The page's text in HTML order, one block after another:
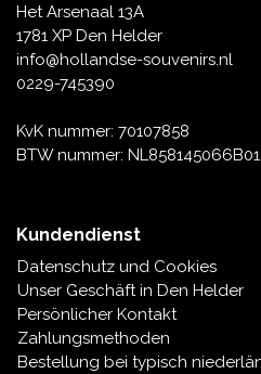
Het Arsenaal 13A
1781 XP Den Helder
info@hollandse-souvenirs.nl
0229-745390
KvK nummer: 70107858
BTW nummer: NL858145066B01
Kundendienst
Datenschutz und Cookies
Unser Geschäft in Den Helder
Persönlicher Kontakt
Zahlungsmethoden
Bestellung bei typisch